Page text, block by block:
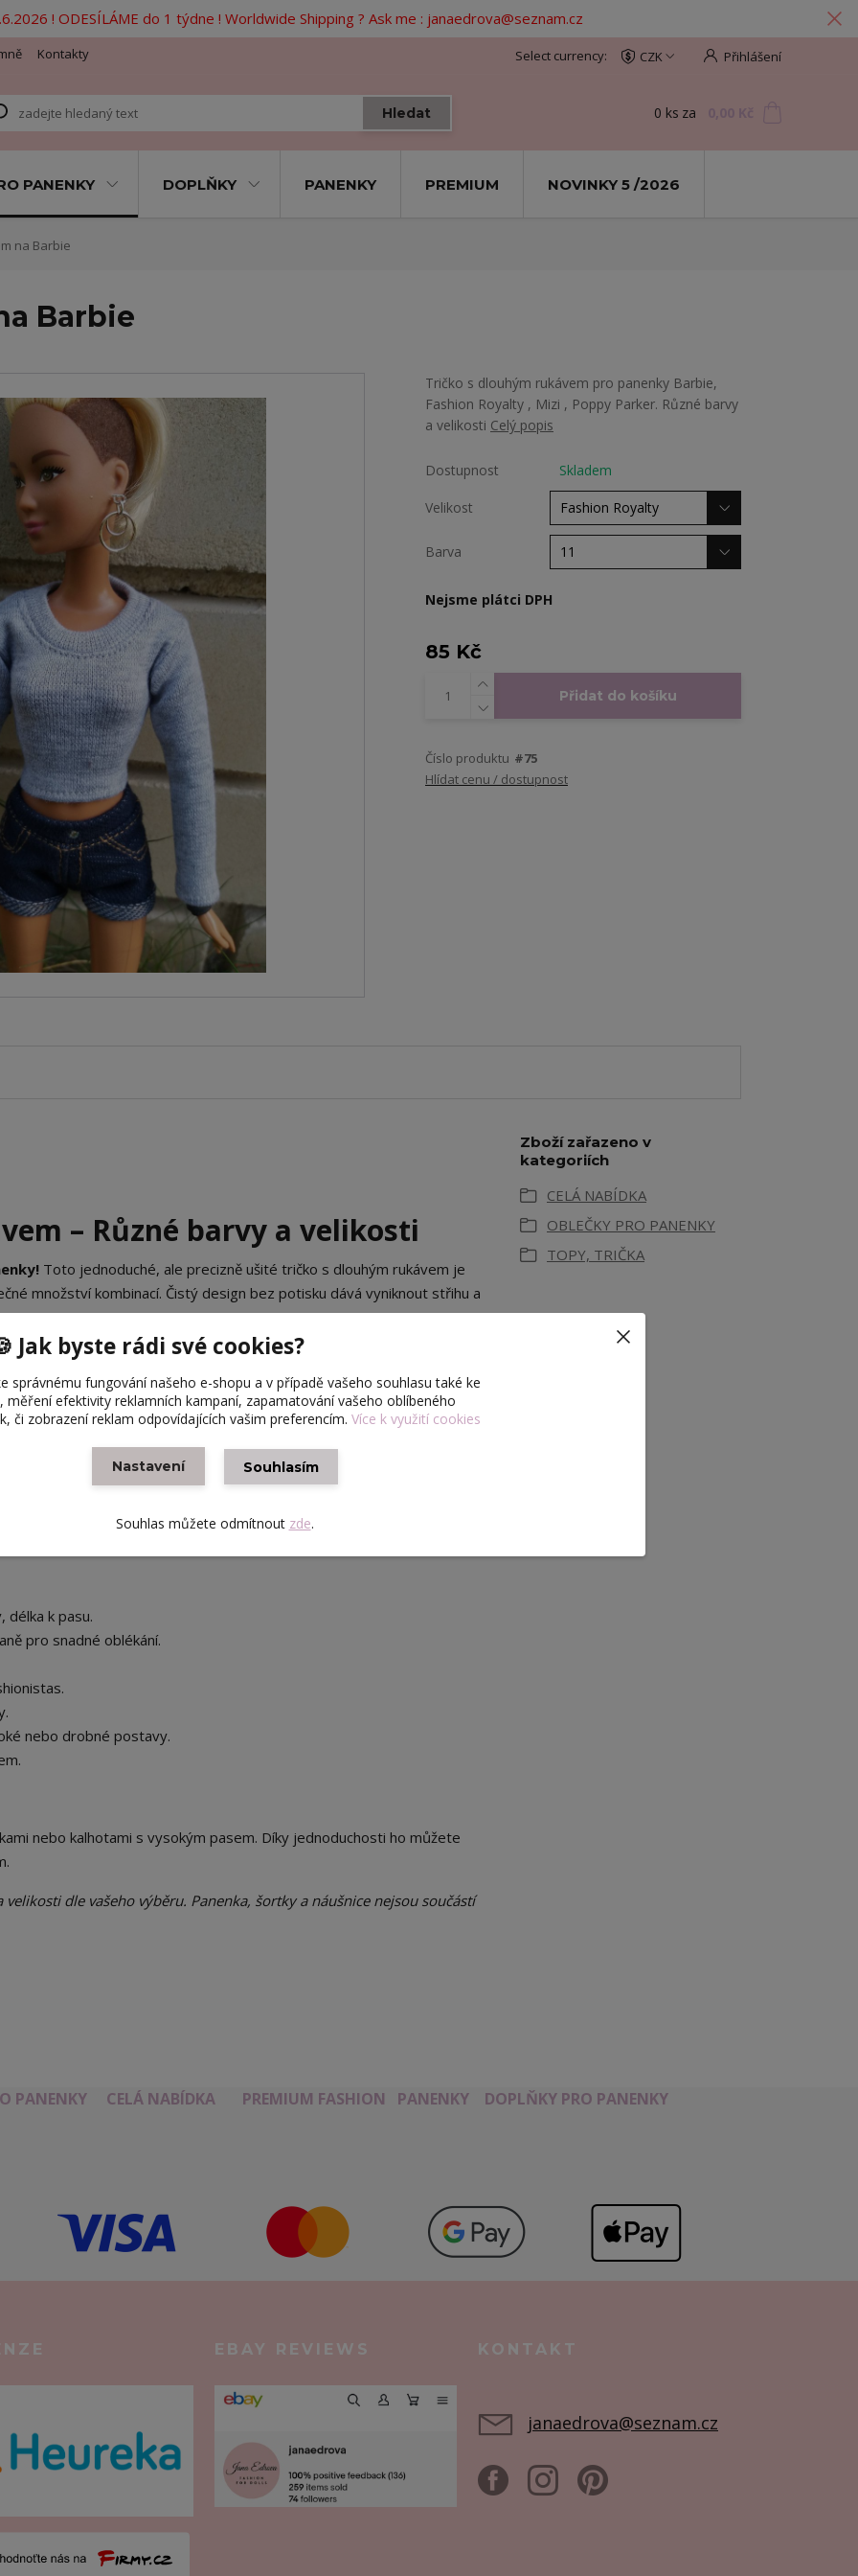
! ODESÍLÁME do 1 týdne ! Worldwide Shipping ? Ask me : janaedrova@seznam.cz
Kontakty CZK Přihlášení
Hledat 0 ks za
PANENKY DOPLŇKY PANENKY PREMIUM NOVINKY 5 /2026
na Barbie
Barbie
Tričko s dlouhým rukávem pro panenky Barbie,
Fashion Royalty , Mizi , Poppy Parker. Různé barvy
a velikosti Celý popis
Dostupnost Skladem
Velikost
Barva
Nejsme plátci DPH
85 Kč
Přidat do košíku
Číslo produktu #75
Hlídat cenu / dostupnost
– Různé barvy a velikosti
Toto jednoduché, ale precizně ušité tričko s dlouhým rukávem je
množství kombinací. Čistý design bez potisku dává vyniknout střihu a
vaší sbírce?
fit", tedy přiléhavé, aby podtrhlo siluetu panenky a vypadalo
bundu).
vysoce elastický úplet, který se snadno přizpůsobí pohybu
šedé melírované(na obrázku) nabízíme tričko v mnoha dalších
délka k pasu.
pro snadné oblékání.
nebo drobné postavy.
nebo kalhotami s vysokým pasem. Díky jednoduchosti ho můžete
dle vašeho výběru. Panenka, šortky a náušnice nejsou součástí
Zboží zařazeno v
kategoriích
CELÁ NABÍDKA
OBLEČKY PRO PANENKY
TOPY, TRIČKA
PANENKY CELÁ NABÍDKA PREMIUM FASHION PANENKY DOPLŇKY PRO PANENKY
EBAY REVIEWS KONTAKT
janaedrova@seznam.cz
Jak byste rádi své cookies?
správnému fungování našeho e-shopu a v případě vašeho souhlasu také ke
měření efektivity reklamních kampaní, zapamatování vašeho oblíbeného
či zobrazení reklam odpovídajících vašim preferencím. Více k využití cookies
Nastavení Souhlasím
Souhlas můžete odmítnout zde.